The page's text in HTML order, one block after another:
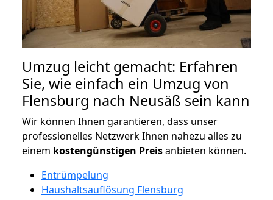
Umzug leicht gemacht: Erfahren
Sie, wie einfach ein Umzug von
Flensburg nach Neusäß sein kann
Wir können Ihnen garantieren, dass unser
professionelles Netzwerk Ihnen nahezu alles zu
einem kostengünstigen Preisanbieten können.
Entrümpelung
Haushaltsauflösung Flensburg